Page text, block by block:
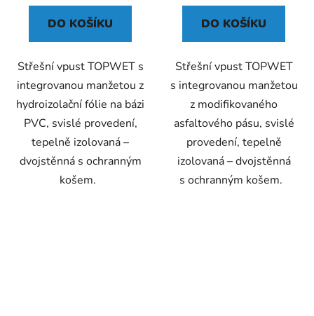
z
DO KOŠÍKU
Střešní vpust TOPWET s
integrovanou manžetou z
hydroizolační fólie na bázi
PVC, svislé provedení,
tepelně izolovaná –
dvojstěnná s ochranným
košem.
DO KOŠÍKU
Střešní vpust TOPWET
s integrovanou manžetou
z modifikovaného
asfaltového pásu, svislé
provedení, tepelně
izolovaná – dvojstěnná
s ochranným košem.